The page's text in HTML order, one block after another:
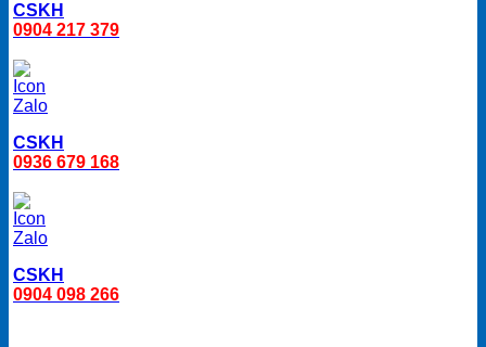
CSKH
0904 217 379
CSKH
0936 679 168
CSKH
0904 098 266